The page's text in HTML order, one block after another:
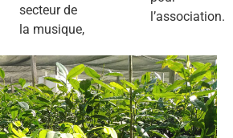
secteur de
la musique,
l’association.